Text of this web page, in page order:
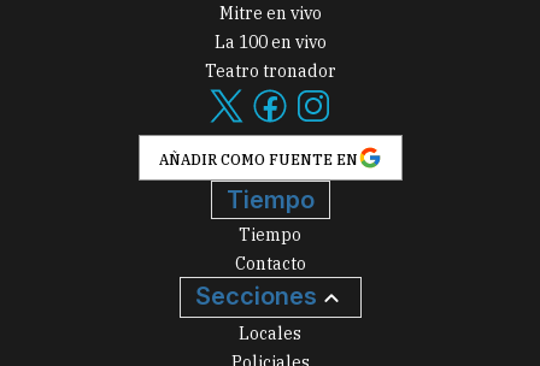
Mitre en vivo
La 100 en vivo
Teatro tronador
AÑADIR COMO FUENTE EN
Tiempo
Tiempo
Contacto
Secciones
Locales